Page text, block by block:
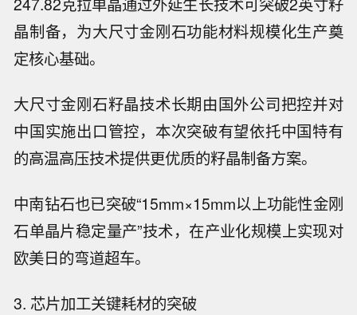
晶制备，为大尺寸金刚石功能材料规模化生产奠
定核心基础。
大尺寸金刚石籽晶技术长期由国外公司把控并对
中国实施出口管控，本次突破有望依托中国特有
的高温高压技术提供更优质的籽晶制备方案。
中南钻石也已突破“15mm×15mm以上功能性金刚
石单晶片稳定量产”技术，在产业化规模上实现对
欧美日的弯道超车。
3. 芯片加工关键耗材的突破